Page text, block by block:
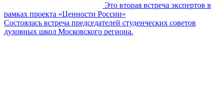
Это вторая встреча экспертов в
рамках проекта «Ценности России»
Состоялась встреча председателей студенческих советов
духовных школ Московского региона.